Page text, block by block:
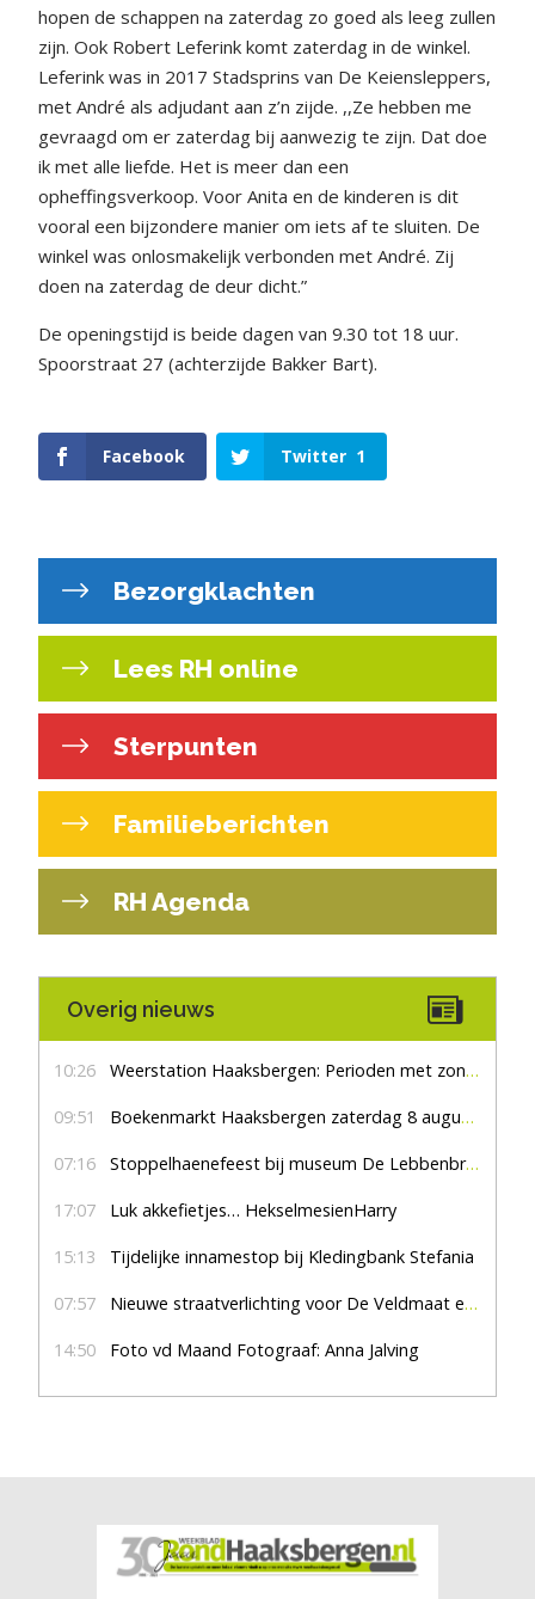
hopen de schappen na zaterdag zo goed als leeg zullen
zijn. Ook Robert Leferink komt zaterdag in de winkel.
Leferink was in 2017 Stadsprins van De Keiensleppers,
met André als adjudant aan z’n zijde. ,,Ze hebben me
gevraagd om er zaterdag bij aanwezig te zijn. Dat doe
ik met alle liefde. Het is meer dan een
opheffingsverkoop. Voor Anita en de kinderen is dit
vooral een bijzondere manier om iets af te sluiten. De
winkel was onlosmakelijk verbonden met André. Zij
doen na zaterdag de deur dicht.”
De openingstijd is beide dagen van 9.30 tot 18 uur.
Spoorstraat 27 (achterzijde Bakker Bart).
Facebook Twitter 1
Bezorgklachten
Lees RH online
Sterpunten
Familieberichten
RH Agenda
Overig nieuws
10:26 Weerstation Haaksbergen: Perioden met zon en droog
09:51 Boekenmarkt Haaksbergen zaterdag 8 augustus, marktplein Haaksbergen
07:16 Stoppelhaenefeest bij museum De Lebbenbrugge
17:07 Luk akkefietjes… HekselmesienHarry
15:13 Tijdelijke innamestop bij Kledingbank Stefania
07:57 Nieuwe straatverlichting voor De Veldmaat en De Pas
14:50 Foto vd Maand Fotograaf: Anna Jalving